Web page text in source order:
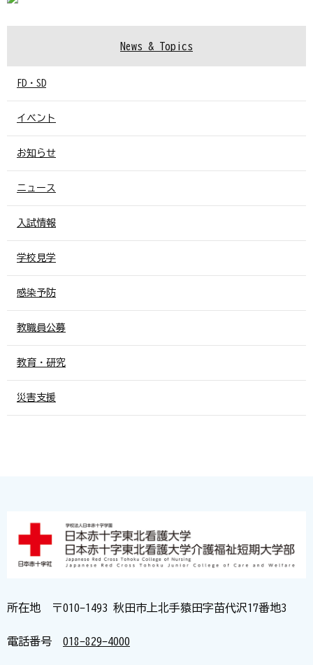
News & Topics
FD・SD
イベント
お知らせ
ニュース
入試情報
学校見学
感染予防
教職員公募
教育・研究
災害支援
所在地 〒010-1493 秋田市上北手猿田字苗代沢17番地3
電話番号 018-829-4000